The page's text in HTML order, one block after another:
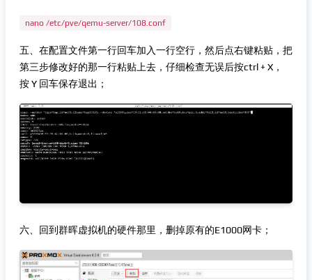
nano /etc/pve/qemu-server/108.conf
五、在配置文件第一行回车加入一行空行，然后点右键粘贴，把
第三步修改好的那一行粘贴上去，仔细检查无误后按ctrl + X，
按 Y 回车保存退出；
六、回到群晖虚拟机的硬件那里，删掉原有的E1000网卡；